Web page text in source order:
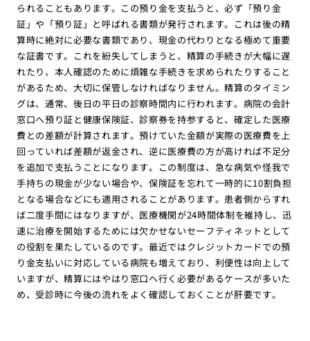
られることもあります。この預り金を支払うと、必ず「預り金
証」や「預り証」と呼ばれる書類が発行されます。これは後の精
算時に絶対に必要な書類であり、現金の代わりとなる極めて重要
な証書です。これを紛失してしまうと、精算の手続きが大幅に遅
れたり、本人確認のために煩雑な手続きを求められたりすること
があるため、大切に保管しなければなりません。精算のタイミン
グは、通常、後日の平日の診察時間内に行われます。病院の会計
窓口へ預り証と健康保険証、診察券を持参すると、確定した医療
費との差額が計算されます。預けていた金額が実際の医療費を上
回っていれば差額が返金され、逆に医療費の方が高ければ不足分
を追加で支払うことになります。この制度は、急な病気や怪我で
手持ちの現金が少ない場合や、保険証を忘れて一時的に10割負担
となる場合などにも適用されることがあります。患者側からすれ
ば二度手間にはなりますが、医療機関が24時間体制を維持し、迅
速に治療を開始するためには欠かせないセーフティネットとして
の役割を果たしているのです。最近ではクレジットカードでの預
り金支払いに対応している病院も増えており、利便性は向上して
いますが、精算にはやはり窓口へ行く必要があるケースが多いた
め、受診時に今後の流れをよく確認しておくことが肝要です。